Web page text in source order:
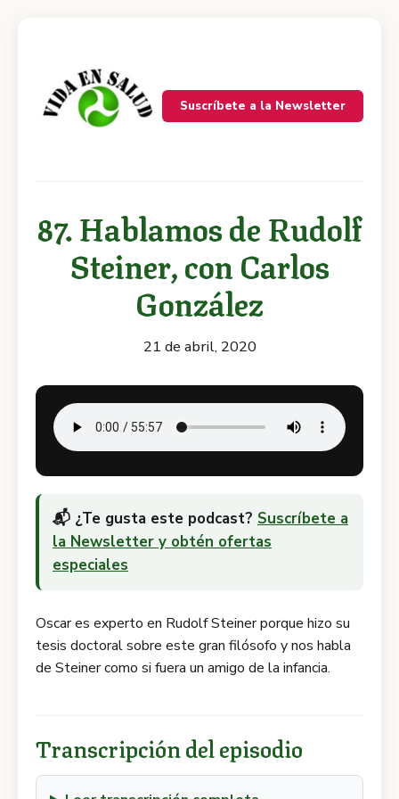
Suscríbete a la Newsletter
87. Hablamos de Rudolf
Steiner, con Carlos
González
21 de abril, 2020
📬 ¿Te gusta este podcast? Suscríbete a
la Newsletter y obtén ofertas
especiales
Oscar es experto en Rudolf Steiner porque hizo su
tesis doctoral sobre este gran filósofo y nos habla
de Steiner como si fuera un amigo de la infancia.
Transcripción del episodio